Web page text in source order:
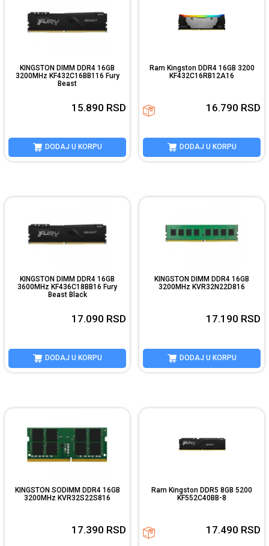
KINGSTON DIMM DDR4 16GB
3200MHz KF432C16BB116 Fury
Beast
15.890 RSD
DODAJ U KORPU
Ram Kingston DDR4 16GB 3200
KF432C16RB12A16
16.790 RSD
DODAJ U KORPU
KINGSTON DIMM DDR4 16GB
3600MHz KF436C18BB16 Fury
Beast Black
17.090 RSD
DODAJ U KORPU
KINGSTON DIMM DDR4 16GB
3200MHz KVR32N22D816
17.190 RSD
DODAJ U KORPU
KINGSTON SODIMM DDR4 16GB
3200MHz KVR32S22S816
17.390 RSD
Ram Kingston DDR5 8GB 5200
KF552C40BB-8
17.490 RSD